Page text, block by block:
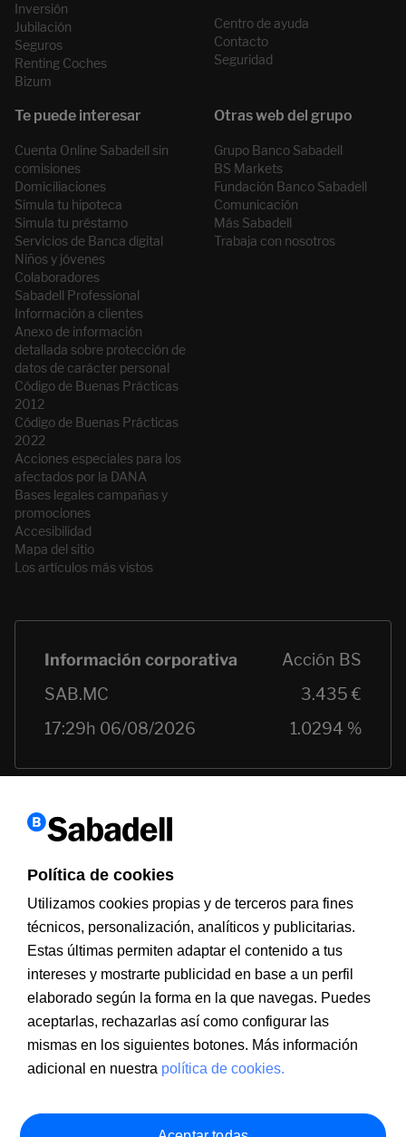
Inversión
Jubilación
Seguros
Renting Coches
Bizum
Centro de ayuda
Contacto
Seguridad
Cuenta Online Sabadell sin
comisiones
Domiciliaciones
Simula tu hipoteca
Simula tu préstamo
Servicios de Banca digital
Niños y jóvenes
Colaboradores
Sabadell Professional
Información a clientes
Anexo de información
detallada sobre protección de
datos de carácter personal
Código de Buenas Prácticas
2012
Código de Buenas Prácticas
2022
Acciones especiales para los
afectados por la DANA
Bases legales campañas y
promociones
Accesibilidad
Mapa del sitio
Los artículos más vistos
Grupo Banco Sabadell
BS Markets
Fundación Banco Sabadell
Comunicación
Más Sabadell
Trabaja con nosotros
Información a clientesPSD2
MIFIDDocumentación PRIIPS
Aviso legalPolítica de cookies
Seguridad Atención al cliente
Política de cookies
Utilizamos cookies propias y de terceros para fines
técnicos, personalización, analíticos y publicitarias.
Estas últimas permiten adaptar el contenido a tus
intereses y mostrarte publicidad en base a un perfil
elaborado según la forma en la que navegas. Puedes
aceptarlas, rechazarlas así como configurar las
mismas en los siguientes botones. Más información
adicional en nuestra política de cookies.